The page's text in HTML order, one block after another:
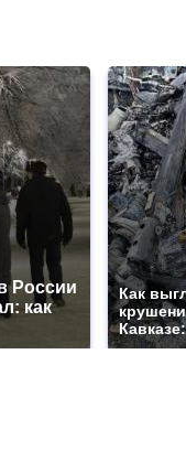
России
как
Как